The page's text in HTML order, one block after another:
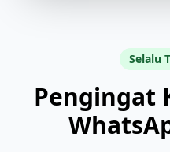
Selalu
Pengingat